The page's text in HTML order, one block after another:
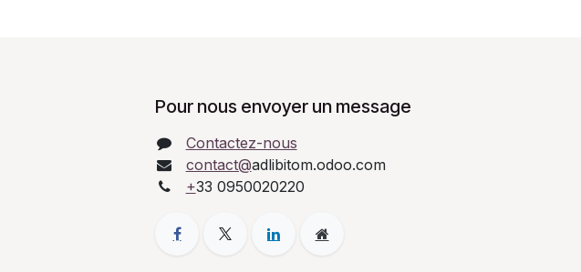
Pour nous envoyer un message
Contactez-nous
contact@adlibitom.odoo.com
+33 0950020220